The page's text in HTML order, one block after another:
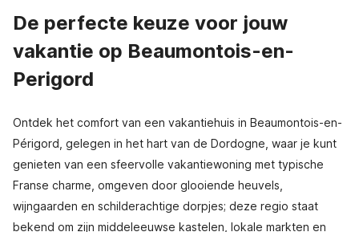
De perfecte keuze voor jouw
vakantie op Beaumontois-en-
Perigord
Ontdek het comfort van een vakantiehuis in Beaumontois-en-
Périgord, gelegen in het hart van de Dordogne, waar je kunt
genieten van een sfeervolle vakantiewoning met typische
Franse charme, omgeven door glooiende heuvels,
wijngaarden en schilderachtige dorpjes; deze regio staat
bekend om zijn middeleeuwse kastelen, lokale markten en